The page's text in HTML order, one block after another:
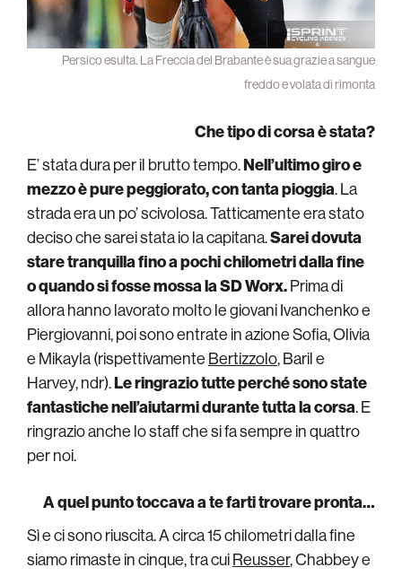
Persico esulta. La Freccia del Brabante è sua grazie a sangue
freddo e volata di rimonta
Che tipo di corsa è stata?
E’ stata dura per il brutto tempo.Nell’ultimo giro e
mezzo è pure peggiorato, con tanta pioggia. La
strada era un po’ scivolosa. Tatticamente era stato
deciso che sarei stata io la capitana.Sarei dovuta
stare tranquilla fino a pochi chilometri dalla fine
o quando si fosse mossa la SD Worx.Prima di
allora hanno lavorato molto le giovani Ivanchenko e
Piergiovanni, poi sono entrate in azione Sofia, Olivia
e Mikayla (rispettivamente Bertizzolo, Baril e
Harvey, ndr).Le ringrazio tutte perché sono state
fantastiche nell’aiutarmi durante tutta la corsa. E
ringrazio anche lo staff che si fa sempre in quattro
per noi.
A quel punto toccava a te farti trovare pronta…
Sì e ci sono riuscita. A circa 15 chilometri dalla fine
siamo rimaste in cinque, tra cuiReusser, Chabbey e